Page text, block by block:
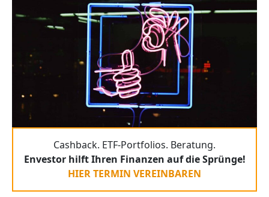
Cashback. ETF-Portfolios. Beratung.
Envestor hilft Ihren Finanzen auf die Sprünge!
HIER TERMIN VEREINBAREN